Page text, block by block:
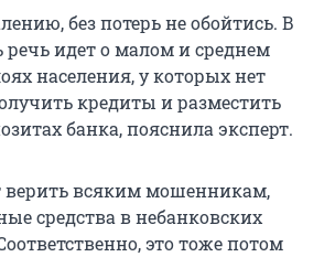
без потерь не обойтись. В
речь идет о малом и среднем
населения, у которых нет
кредиты и разместить
банка, пояснила эксперт.
всяким мошенникам,
средства в небанковских
это тоже потом